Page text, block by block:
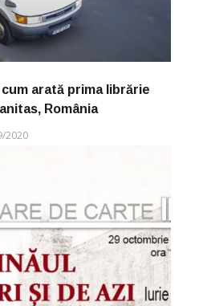
arată prima librărie
România
2020